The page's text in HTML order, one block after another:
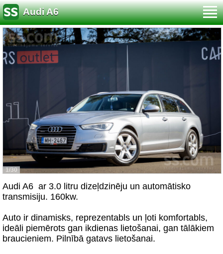
Audi A6
1/30
Audi A6 ar 3.0 litru dizeļdzinēju un automātisko
transmisiju. 160kw.
Auto ir dinamisks, reprezentabls un ļoti komfortabls,
ideāli piemērots gan ikdienas lietošanai, gan tālākiem
braucieniem. Pilnībā gatavs lietošanai.